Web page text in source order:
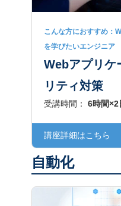
こんな方におすすめ：
を学びたいエンジニア
Webアプリケ
リティ対策
受講時間： 6時間×2
講座詳細はこちら
自動化